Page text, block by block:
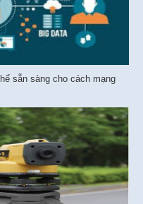
sẵn sàng cho cách mạng